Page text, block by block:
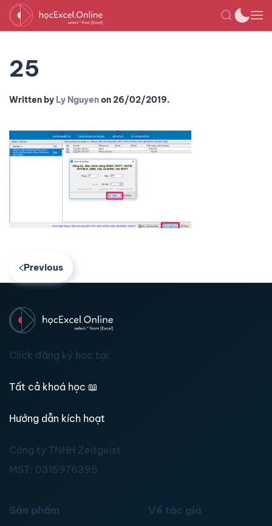
25
Written by Ly Nguyenon26/02/2019.
Previous
Click đăng ký học tại:
Tất cả khoá học 📖
Hướng dẫn kích hoạt
Công ty TNHH Zeitgeist
MST: 0315976395
Sản phẩm Về tác giả